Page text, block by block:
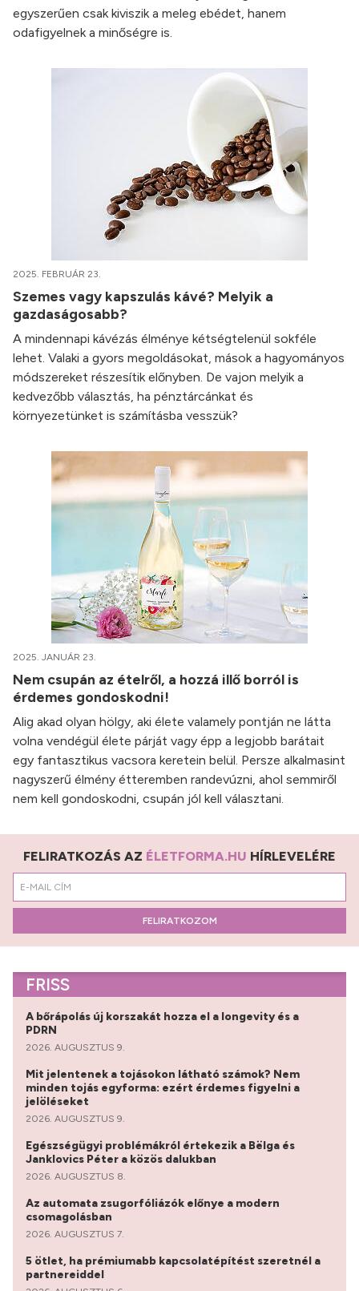
egyszerűen csak kiviszik a meleg ebédet, hanem
odafigyelnek a minőségre is.
2025. FEBRUÁR 23.
Szemes vagy kapszulás kávé? Melyik a
gazdaságosabb?
A mindennapi kávézás élménye kétségtelenül sokféle
lehet. Valaki a gyors megoldásokat, mások a hagyományos
módszereket részesítik előnyben. De vajon melyik a
kedvezőbb választás, ha pénztárcánkat és
környezetünket is számításba vesszük?
2025. JANUÁR 23.
Nem csupán az ételről, a hozzá illő borról is
érdemes gondoskodni!
Alig akad olyan hölgy, aki élete valamely pontján ne látta
volna vendégül élete párját vagy épp a legjobb barátait
egy fantasztikus vacsora keretein belül. Persze alkalmasint
nagyszerű élmény étteremben randevúzni, ahol semmiről
nem kell gondoskodni, csupán jól kell választani.
FELIRATKOZÁS AZ ÉLETFORMA.HU HÍRLEVELÉRE
FELIRATKOZOM
FRISS
A bőrápolás új korszakát hozza el a longevity és a
PDRN
2026. AUGUSZTUS 9.
Mit jelentenek a tojásokon látható számok? Nem
minden tojás egyforma: ezért érdemes figyelni a
jelöléseket
2026. AUGUSZTUS 9.
Egészségügyi problémákról értekezik a Bëlga és
Janklovics Péter a közös dalukban
2026. AUGUSZTUS 8.
Az automata zsugorfóliázók előnye a modern
csomagolásban
2026. AUGUSZTUS 7.
5 ötlet, ha prémiumabb kapcsolatépítést szeretnél a
partnereiddel